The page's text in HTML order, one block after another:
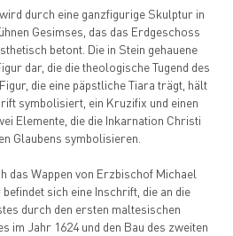
durch eine ganzfigurige Skulptur in
Gesimses, das das Erdgeschoss
betont. Die in Stein gehauene
dar, die die theologische Tugend des
die eine päpstliche Tiara trägt, hält
symbolisiert, ein Kruzifix und einen
Elemente, die die Inkarnation Christi
Glaubens symbolisieren.
das Wappen von Erzbischof Michael
sich eine Inschrift, die an die
durch den ersten maltesischen
im Jahr 1624 und den Bau des zweiten